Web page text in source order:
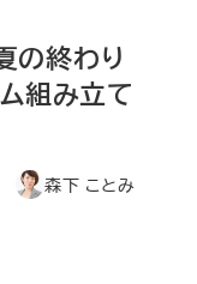
の終わり
組み立て
著
森下 ことみ